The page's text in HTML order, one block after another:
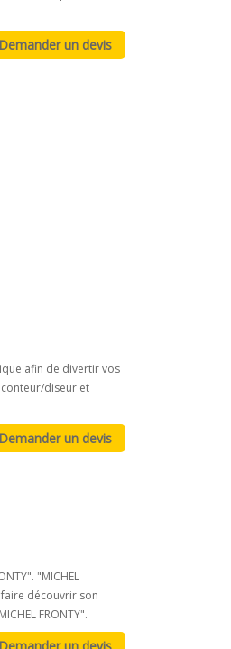
afin de divertir vos
diseur et
"MICHEL
découvrir son
FRONTY".